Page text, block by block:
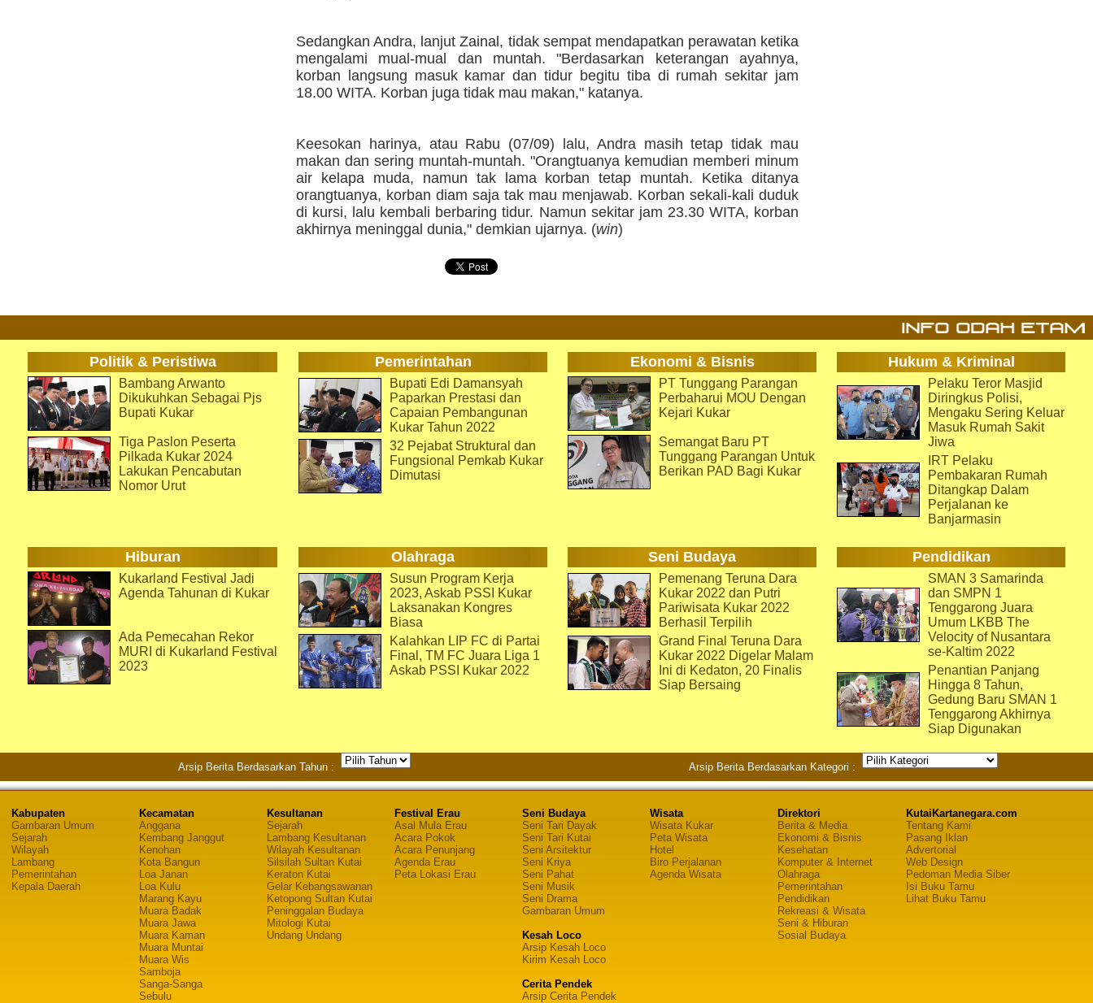
Sedangkan Andra, lanjut Zainal, tidak sempat mendapatkan perawatan ketika
mengalami mual-mual dan muntah. "Berdasarkan keterangan ayahnya,
korban langsung masuk kamar dan tidur begitu tiba di rumah sekitar jam
18.00 WITA. Korban juga tidak mau makan," katanya.
Keesokan harinya, atau Rabu (07/09) lalu, Andra masih tetap tidak mau
makan dan sering muntah-muntah. "Orangtuanya kemudian memberi minum
air kelapa muda, namun tak lama korban tetap muntah. Ketika ditanya
orangtuanya, korban diam saja tak mau menjawab. Korban sekali-kali duduk
di kursi, lalu kembali berbaring tidur. Namun sekitar jam 23.30 WITA, korban
akhirnya meninggal dunia," demkian ujarnya. (win)
Politik & Peristiwa Pemerintahan Ekonomi & Bisnis Hukum & Kriminal
Bambang Arwanto
Dikukuhkan Sebagai Pjs
Bupati Kukar
Tiga Paslon Peserta
Pilkada Kukar 2024
Lakukan Pencabutan
Nomor Urut
Bupati Edi Damansyah
Paparkan Prestasi dan
Capaian Pembangunan
Kukar Tahun 2022
32 Pejabat Struktural dan
Fungsional Pemkab Kukar
Dimutasi
PT Tunggang Parangan
Perbaharui MOU Dengan
Kejari Kukar
Semangat Baru PT
Tunggang Parangan Untuk
Berikan PAD Bagi Kukar
Pelaku Teror Masjid
Diringkus Polisi,
Mengaku Sering Keluar
Masuk Rumah Sakit
Jiwa
IRT Pelaku
Pembakaran Rumah
Ditangkap Dalam
Perjalanan ke
Banjarmasin
Hiburan Olahraga Seni Budaya Pendidikan
Kukarland Festival Jadi
Agenda Tahunan di Kukar
Ada Pemecahan Rekor
MURI di Kukarland Festival
2023
Susun Program Kerja
2023, Askab PSSI Kukar
Laksanakan Kongres
Biasa
Kalahkan LIP FC di Partai
Final, TM FC Juara Liga 1
Askab PSSI Kukar 2022
Pemenang Teruna Dara
Kukar 2022 dan Putri
Pariwisata Kukar 2022
Berhasil Terpilih
Grand Final Teruna Dara
Kukar 2022 Digelar Malam
Ini di Kedaton, 20 Finalis
Siap Bersaing
SMAN 3 Samarinda
dan SMPN 1
Tenggarong Juara
Umum LKBB The
Velocity of Nusantara
se-Kaltim 2022
Penantian Panjang
Hingga 8 Tahun,
Gedung Baru SMAN 1
Tenggarong Akhirnya
Siap Digunakan
Arsip Berita Berdasarkan Tahun : Arsip Berita Berdasarkan Kategori :
Kabupaten
Gambaran Umum
Sejarah
Wilayah
Lambang
Pemerintahan
Kepala Daerah
Kecamatan
Anggana
Kembang Janggut
Kenohan
Kota Bangun
Loa Janan
Loa Kulu
Marang Kayu
Muara Badak
Muara Jawa
Muara Kaman
Muara Muntai
Muara Wis
Samboja
Sanga-Sanga
Sebulu
Kesultanan
Sejarah
Lambang Kesultanan
Wilayah Kesultanan
Silsilah Sultan Kutai
Keraton Kutai
Gelar Kebangsawanan
Ketopong Sultan Kutai
Peninggalan Budaya
Mitologi Kutai
Undang Undang
Festival Erau
Asal Mula Erau
Acara Pokok
Acara Penunjang
Agenda Erau
Peta Lokasi Erau
Seni Budaya
Seni Tari Dayak
Seni Tari Kutai
Seni Arsitektur
Seni Kriya
Seni Pahat
Seni Musik
Seni Drama
Gambaran Umum
Kesah Loco
Arsip Kesah Loco
Kirim Kesah Loco
Cerita Pendek
Arsip Cerita Pendek
Wisata
Wisata Kukar
Peta Wisata
Hotel
Biro Perjalanan
Agenda Wisata
Direktori
Berita & Media
Ekonomi & Bisnis
Kesehatan
Komputer & Internet
Olahraga
Pemerintahan
Pendidikan
Rekreasi & Wisata
Seni & Hiburan
Sosial Budaya
KutaiKartanegara.com
Tentang Kami
Pasang Iklan
Advertorial
Web Design
Pedoman Media Siber
Isi Buku Tamu
Lihat Buku Tamu